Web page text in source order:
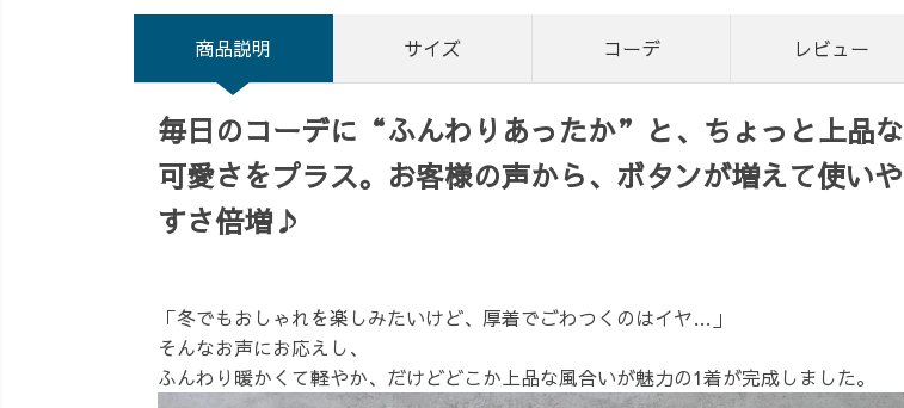
商品説明 サイズ コーデ レビュー
毎日のコーデに“ふんわりあったか”と、ちょっと上品な
可愛さをプラス。お客様の声から、ボタンが増えて使いや
すさ倍増♪
「冬でもおしゃれを楽しみたいけど、厚着でごわつくのはイヤ…」
そんなお声にお応えし、
ふんわり暖かくて軽やか、だけどどこか上品な風合いが魅力の1着が完成しました。